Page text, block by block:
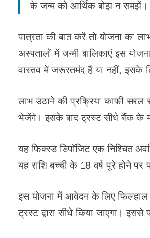
के जन्म को आर्थिक बोझ न समझें।
पात्रता की बात करें तो योजना का
अस्पतालों में जन्मी बालिकाएं इस
वास्तव में जरूरतमंद हैं या नहीं, इसके
लाभ उठाने की प्रक्रिया काफी सरल
भेजेंगे। इसके बाद ट्रस्ट सीधे बैंक के
यह फिक्स्ड डिपॉजिट एक निश्चित
यह राशि बच्ची के 18 वर्ष पूरे होने
इस योजना में आवेदन के लिए फिलहाल
ट्रस्ट द्वारा सीधे किया जाएगा। इससे